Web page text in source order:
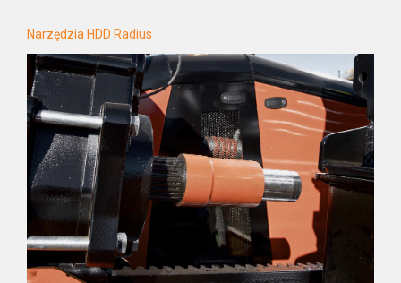
Narzędzia HDD Radius